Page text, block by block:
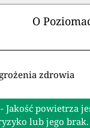
O
zdrowia
Jakość powietrza
lub jego brak.